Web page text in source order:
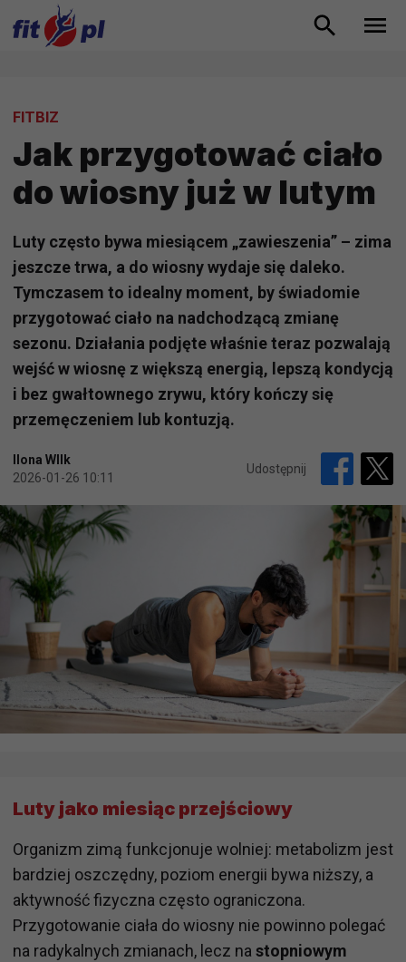
FITBIZ
Jak przygotować ciało
do wiosny już w lutym
Luty często bywa miesiącem „zawieszenia” – zima
jeszcze trwa, a do wiosny wydaje się daleko.
Tymczasem to idealny moment, by świadomie
przygotować ciało na nadchodzącą zmianę
sezonu. Działania podjęte właśnie teraz pozwalają
wejść w wiosnę z większą energią, lepszą kondycją
i bez gwałtownego zrywu, który kończy się
przemęczeniem lub kontuzją.
Ilona WIlk
2026-01-26 10:11
Udostępnij
Luty jako miesiąc przejściowy
Organizm zimą funkcjonuje wolniej: metabolizm jest
bardziej oszczędny, poziom energii bywa niższy, a
aktywność fizyczna często ograniczona.
Przygotowanie ciała do wiosny nie powinno polegać
na radykalnych zmianach, lecz na stopniowym